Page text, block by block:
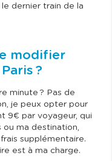
dernier train de la
modifier
?
minute ? Pas de
je peux opter pour
9€ par voyageur, qui
ma destination,
supplémentaire.
est à ma charge.